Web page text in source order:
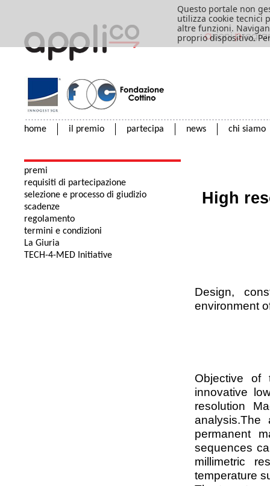
home il premio partecipa news chi siamo
premi
requisiti di partecipazione
selezione e processo di giudizio
scadenze
regolamento
termini e condizioni
La Giuria
TECH-4-MED Initiative
High
Design,
environment
Objective
innovative
resolution
permanent
sequences
millimetric
temperature
Questo portale non
utilizza cookie tecnici
altre funzioni.
proprio dispositivo.